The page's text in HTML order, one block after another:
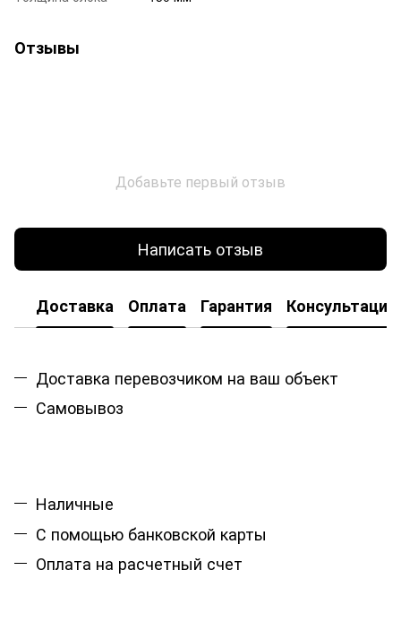
Отзывы
Добавьте первый отзыв
Написать отзыв
Доставка Оплата Гарантия Консультация
Доставка перевозчиком на ваш объект
Самовывоз
Наличные
С помощью банковской карты
Оплата на расчетный счет